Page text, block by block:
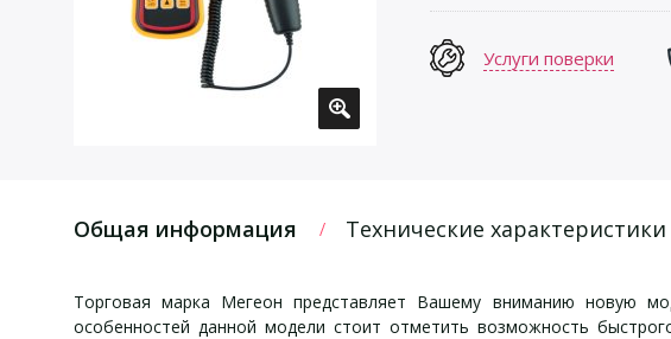
Услуги поверки
Общая информация Технические характеристики
Торговая марка Мегеон представляет Вашему вниманию новую
особенностей данной модели стоит отметить возможность